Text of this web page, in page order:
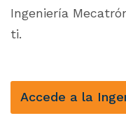
Ingeniería
ti.
Accede a la